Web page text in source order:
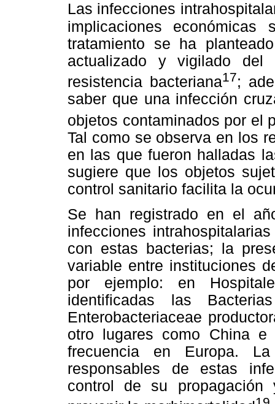
Las infecciones
implicaciones
económicas
tratamiento se ha
actualizado y vigilado
resistencia bacteriana17;
saber que una infección
objetos contaminados por el
Tal como se observa en los
en las que fueron halladas
sugiere que los objetos
control sanitario facilita la
Se han registrado en el
infecciones
con estas bacterias; la
variable entre instituciones
por ejemplo: en
identificadas las
Enterobacteriaceae
otro lugares como China
frecuencia en Europa.
responsables de estas
control de su